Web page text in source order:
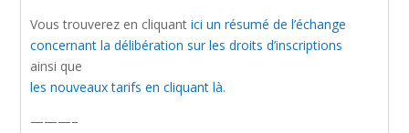
Vous trouverez en cliquantici un résumé de l’échange
concernant la délibération sur les droits d’inscriptions
ainsi que
les nouveaux tarifs en cliquant là.
———–